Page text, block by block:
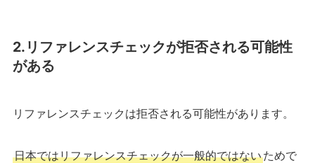
2.リファレンスチェックが拒否される可能性
がある
リファレンスチェックは拒否される可能性があります。
日本ではリファレンスチェックが一般的ではないためで